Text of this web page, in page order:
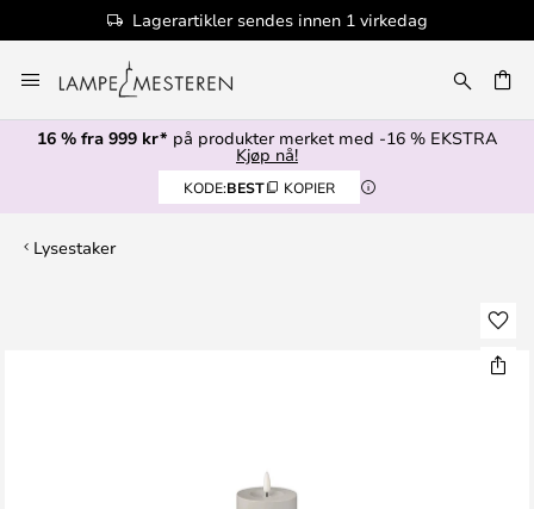
Lagerartikler sendes innen 1 virkedag
til
innhold
16 % fra 999 kr* på produkter merket med -16 % EKSTRA
Kjøp nå!
KODE:BEST KOPIER
Lysestaker